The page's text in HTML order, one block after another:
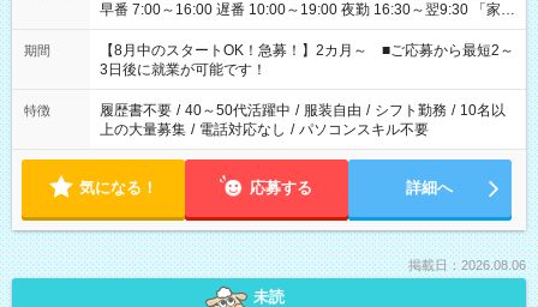
早番 7:00～16:00 遅番 10:00～19:00 夜勤 16:30～翌9:30 「家族
と休みを合わせたい」 「余裕を持って夕飯の準備がしたい」
「できれば残業はしたくない」 など、ご希望を教えてください
ね。 ※Wワーク希望の方へ 今ご覧のお仕事で希望する勤務時間
と、もう1つのお仕事の勤務時間。 合計で週40時間を超える場
合は応募できません。
期間
【8月中のスタートOK！急募！】2カ月～ ■ご応募から最短2～
3日後に就業が可能です！
特徴 履歴書不要 / 40～50代活躍中 / 服装自由 / シフト勤務 / 10名以
上の大量募集 / 電話対応なし / パソコンスキル不要
気になる！ 応募する 詳細へ
掲載日：2026.08.06
未読